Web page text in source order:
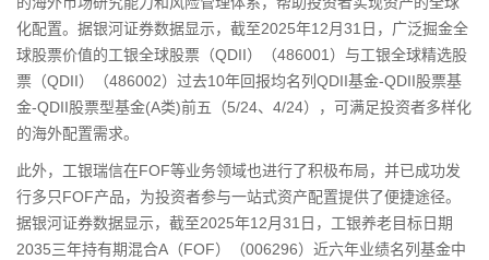
化配置。据银河证券数据显示，截至2025年12月31日，广泛掘金全
球股票价值的工银全球股票（QDII）（486001）与工银全球精选股
票（QDII）（486002）过去10年回报均名列QDII基金-QDII股票基
金-QDII股票型基金(A类)前五（5/24、4/24），可满足投资者多样化
的海外配置需求。
此外，工银瑞信在FOF等业务领域也进行了积极布局，并已成功发
行多只FOF产品，为投资者参与一站式资产配置提供了便捷途径。
据银河证券数据显示，截至2025年12月31日，工银养老目标日期
2035三年持有期混合A（FOF）（006296）近六年业绩名列基金中